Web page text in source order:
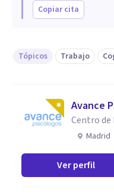
Copiar cita
Tópicos Trabajo
Avance
Centro
Madrid
Ver perfil